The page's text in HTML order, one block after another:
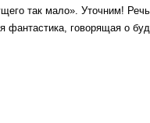
так мало». Уточним!
фантастика, говорящая о